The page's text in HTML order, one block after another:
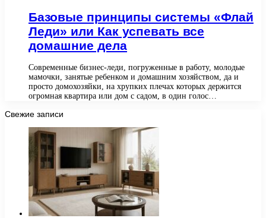
Базовые принципы системы «Флай
Леди» или Как успевать все
домашние дела
Современные бизнес-леди, погруженные в работу, молодые
мамочки, занятые ребенком и домашним хозяйством, да и
просто домохозяйки, на хрупких плечах которых держится
огромная квартира или дом с садом, в один голос…
Свежие записи